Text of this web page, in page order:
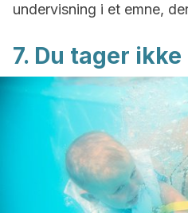
undervisning i et emne,
7. Du tager